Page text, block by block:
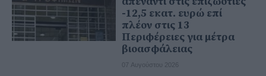
-12,5 εκατ. ευρώ επί
πλέον στις 13
Περιφέρειες για μέτρα
βιοασφάλειας
07 Αυγούστου 2026